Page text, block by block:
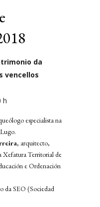
da
vencellos
h
especialista na
, arquitecto,
Xefatura Territorial de
e Ordenación
da SEO (Sociedad